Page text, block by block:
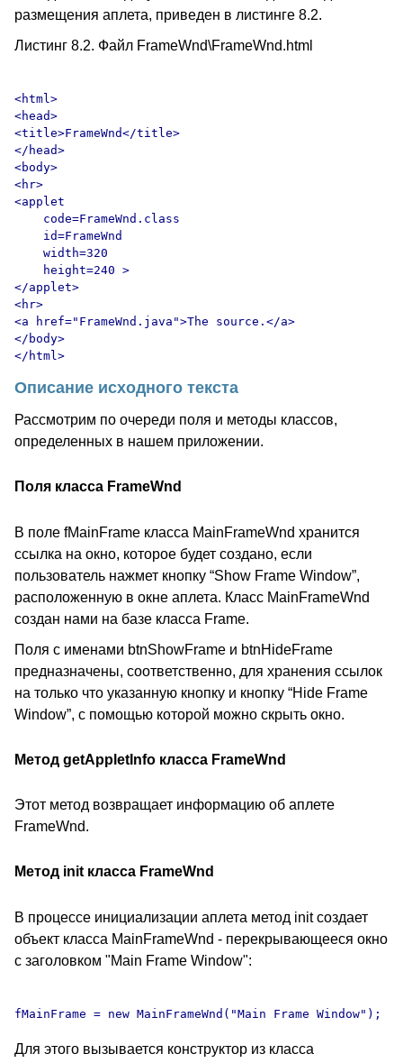
размещения аплета, приведен в листинге 8.2.
Листинг 8.2. Файл FrameWnd\FrameWnd.html
<html>
<head>
<title>FrameWnd</title>
</head>
<body>
<hr>
<applet
    code=FrameWnd.class
    id=FrameWnd
    width=320
    height=240 >
</applet>
<hr>
<a href="FrameWnd.java">The source.</a>
</body>
Описание исходного текста
Рассмотрим по очереди поля и методы классов,
определенных в нашем приложении.
Поля класса FrameWnd
В поле fMainFrame класса MainFrameWnd хранится
ссылка на окно, которое будет создано, если
пользователь нажмет кнопку “Show Frame Window”,
расположенную в окне аплета. Класс MainFrameWnd
создан нами на базе класса Frame.
Поля с именами btnShowFrame и btnHideFrame
предназначены, соответственно, для хранения ссылок
на только что указанную кнопку и кнопку “Hide Frame
Window”, с помощью которой можно скрыть окно.
Метод getAppletInfo класса FrameWnd
Этот метод возвращает информацию об аплете
FrameWnd.
Метод init класса FrameWnd
В процессе инициализации аплета метод init создает
объект класса MainFrameWnd - перекрывающееся окно
с заголовком "Main Frame Window":
Для этого вызывается конструктор из класса